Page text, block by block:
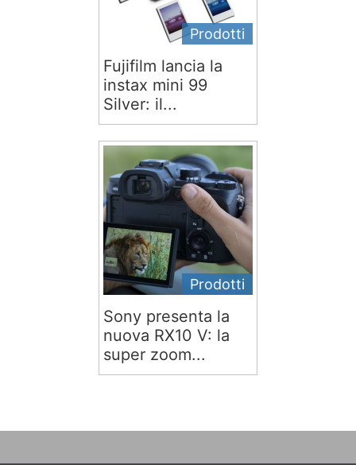
Prodotti
Fujifilm lancia la
instax mini 99
Silver: il...
Prodotti
Sony presenta la
nuova RX10 V: la
super zoom...